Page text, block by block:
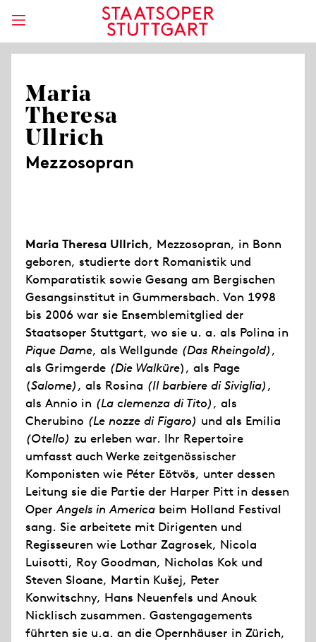
Maria
Theresa
Ullrich
Mezzosopran
Maria Theresa Ullrich, Mezzosopran, in Bonn
geboren, studierte dort Romanistik und
Komparatistik sowie Gesang am Bergischen
Gesangsinstitut in Gummersbach. Von 1998
bis 2006 war sie Ensemblemitglied der
Staatsoper Stuttgart, wo sie u. a. als Polina in
Pique Dame, als Wellgunde (Das Rheingold),
als Grimgerde (Die Walküre), als Page
(Salome), als Rosina (Il barbiere di Siviglia),
als Annio in (La clemenza di Tito), als
Cherubino (Le nozze di Figaro) und als Emilia
(Otello) zu erleben war. Ihr Repertoire
umfasst auch Werke zeitgenössischer
Komponisten wie Péter Eötvös, unter dessen
Leitung sie die Partie der Harper Pitt in dessen
OperAngels in America beim Holland Festival
sang. Sie arbeitete mit Dirigenten und
Regisseuren wie Lothar Zagrosek, Nicola
Luisotti, Roy Goodman, Nicholas Kok und
Steven Sloane, Martin Kušej, Peter
Konwitschny, Hans Neuenfels und Anouk
Nicklisch zusammen. Gastengagements
führten sie u.a. an die Opernhäuser in Zürich,